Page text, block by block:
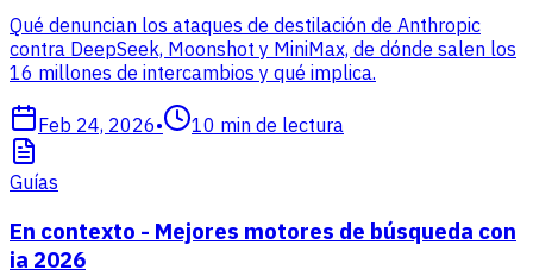
Qué denuncian los ataques de destilación de Anthropic
contra DeepSeek, Moonshot y MiniMax, de dónde salen los
16 millones de intercambios y qué implica.
Feb 24, 2026• 10 min de lectura
Guías
En contexto - Mejores motores de búsqueda con
ia 2026